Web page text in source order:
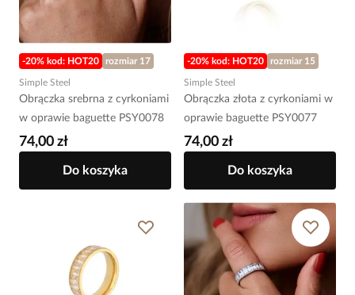
-20% kod: HOT20 rozmiar 17
Simple Steel
Obrączka srebrna z cyrkoniami
w oprawie baguette PSY0078
74,00 zł
Do koszyka
-20% kod: HOT20 rozmiar 15
Simple Steel
Obrączka złota z cyrkoniami w
oprawie baguette PSY0077
74,00 zł
Do koszyka